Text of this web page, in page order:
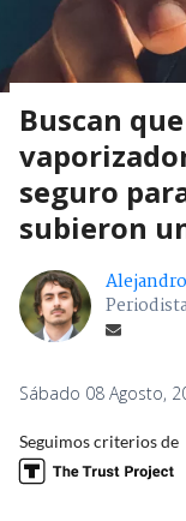
Buscan
seguro
subieron
Sábado 08 Agosto,
Seguimos criterios de